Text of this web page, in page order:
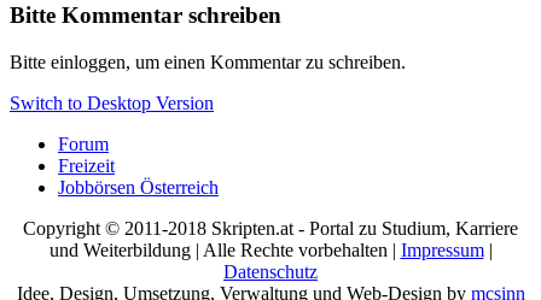
Bitte Kommentar schreiben
Bitte einloggen, um einen Kommentar zu schreiben.
Switch to Desktop Version
Forum
Freizeit
Jobbörsen Österreich
Copyright © 2011-2018 Skripten.at - Portal zu Studium, Karriere
und Weiterbildung | Alle Rechte vorbehalten | Impressum|
Datenschutz
Idee, Design, Umsetzung, Verwaltung und Web-Design by mcsinn